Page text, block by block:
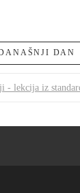
DAN
- lekcija iz